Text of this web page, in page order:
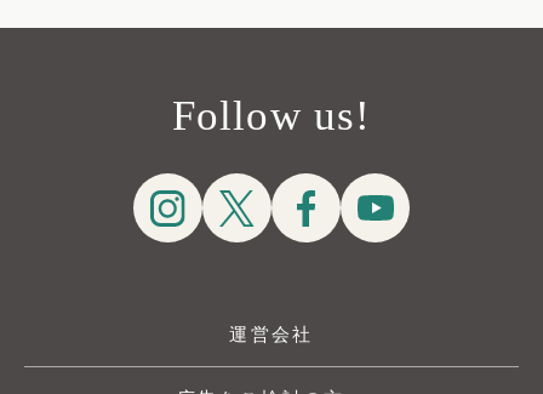
Follow us!
運営会社